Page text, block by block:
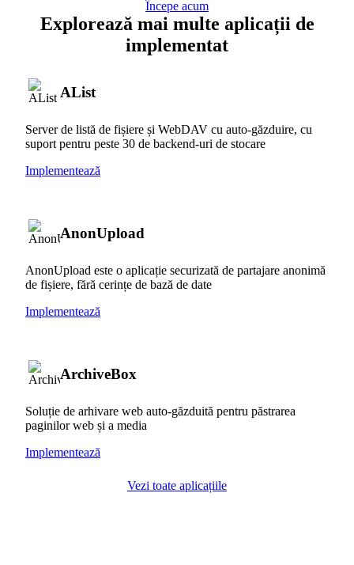
Începe acum
Explorează mai multe aplicații de
implementat
AList
Server de listă de fișiere și WebDAV cu auto-găzduire, cu
suport pentru peste 30 de backend-uri de stocare
Implementează
AnonUpload
AnonUpload este o aplicație securizată de partajare anonimă
de fișiere, fără cerințe de bază de date
Implementează
ArchiveBox
Soluție de arhivare web auto-găzduită pentru păstrarea
paginilor web și a media
Implementează
Vezi toate aplicațiile